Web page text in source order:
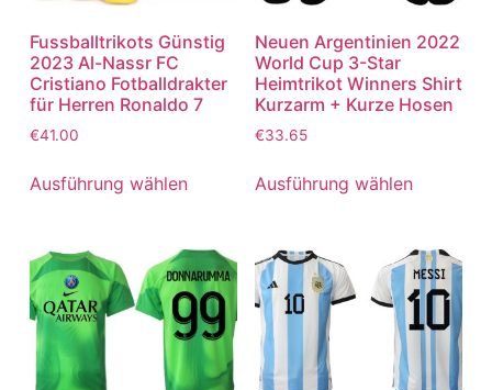
Fussballtrikots Günstig
2023 Al-Nassr FC
Cristiano Fotballdrakter
für Herren Ronaldo 7
€41.00
Ausführung wählen
Neuen Argentinien 2022
World Cup 3-Star
Heimtrikot Winners Shirt
Kurzarm + Kurze Hosen
€33.65
Ausführung wählen